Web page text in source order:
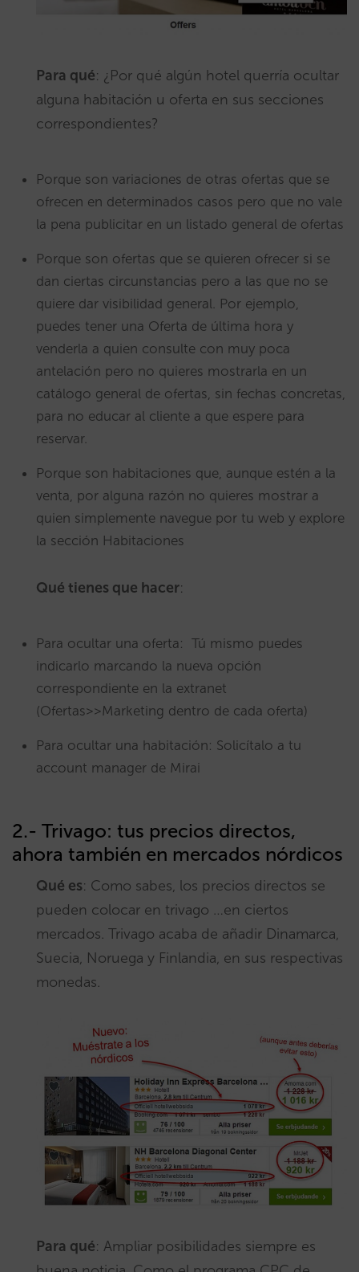
Para qué: ¿Por qué algún hotel querría ocultar
alguna habitación u oferta en sus secciones
correspondientes?
Porque son variaciones de otras ofertas que se
ofrecen en determinados casos pero que no vale
la pena publicitar en un listado general de ofertas
Porque son ofertas que se quieren ofrecer si se
dan ciertas circunstancias pero a las que no se
quiere dar visibilidad general. Por ejemplo,
puedes tener una Oferta de última hora y
venderla a quien consulte con muy poca
antelación pero no quieres mostrarla en un
catálogo general de ofertas, sin fechas concretas,
para no educar al cliente a que espere para
reservar.
Porque son habitaciones que, aunque estén a la
venta, por alguna razón no quieres mostrar a
quien simplemente navegue por tu web y explore
la sección Habitaciones
Qué tienes que hacer:
Para ocultar una oferta: Tú mismo puedes
indicarlo marcando la nueva opción
correspondiente en la extranet
(Ofertas>>Marketing dentro de cada oferta)
Para ocultar una habitación: Solicítalo a tu
account manager de Mirai
2.- Trivago: tus precios directos,
ahora también en mercados nórdicos
Qué es: Como sabes, los precios directos se
pueden colocar en trivago …en ciertos
mercados. Trivago acaba de añadir Dinamarca,
Suecia, Noruega y Finlandia, en sus respectivas
monedas.
Para qué: Ampliar posibilidades siempre es